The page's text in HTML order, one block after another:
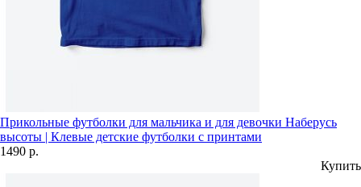
Прикольные футболки для мальчика и для девочки Наберусь
высоты | Клевые детские футболки с принтами
1490 р.
Купить